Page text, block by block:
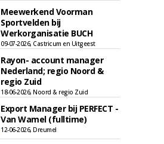
Meewerkend Voorman
Sportvelden bij
Werkorganisatie BUCH
09-07-2026, Castricum en Uitgeest
Rayon- account manager
Nederland; regio Noord &
regio Zuid
18-06-2026, Noord & regio Zuid
Export Manager bij PERFECT -
Van Wamel (fulltime)
12-06-2026, Dreumel